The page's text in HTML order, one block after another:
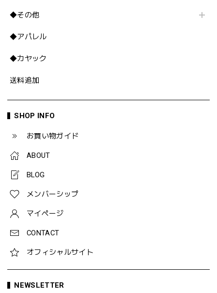
◆その他
◆アパレル
◆カヤック
送料追加
SHOP INFO
お買い物ガイド
ABOUT
BLOG
メンバーシップ
マイページ
CONTACT
オフィシャルサイト
NEWSLETTER